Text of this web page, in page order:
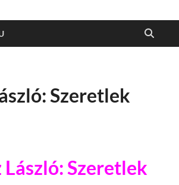
Szeretlek
László: Szeretlek